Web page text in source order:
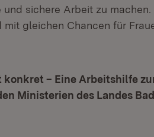
sichere Arbeit zu
mit gleichen Chancen für
– Eine Arbeitshilfe
Ministerien des Landes